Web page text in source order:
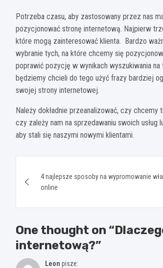
Potrzeba czasu, aby zastosowany przez nas
pozycjonować stronę internetową. Najpierw
które mogą zainteresować klienta. Bardzo
wybranie tych, na które chcemy się
poprawić pozycję w wynikach wyszukiwania
będziemy chcieli do tego użyć frazy bardziej
swojej strony internetowej.
Należy dokładnie przeanalizować, czy
czy zależy nam na sprzedawaniu swoich
aby stali się naszymi nowymi klientami.
wpisu
4 najlepsze sposoby na wypromowanie
online
One thought on “
internetową?”
Leon pisze: